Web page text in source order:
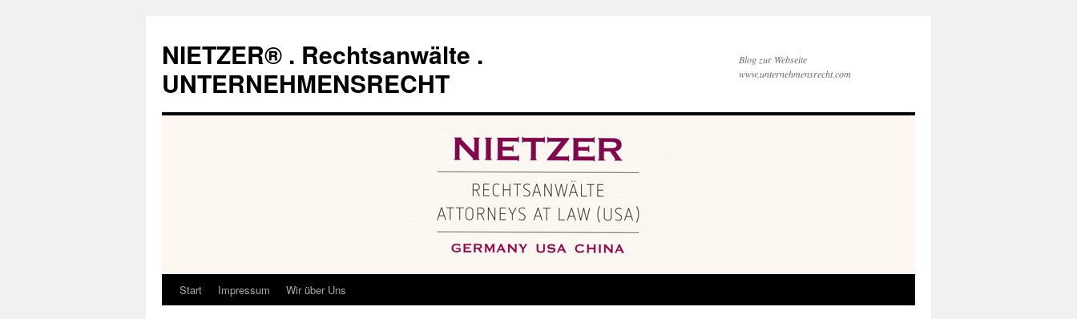
springen
NIETZER® . Rechtsanwälte .
UNTERNEHMENSRECHT
Blog zur Webseite
www.unternehmensrecht.com
Start Impressum Wir über Uns